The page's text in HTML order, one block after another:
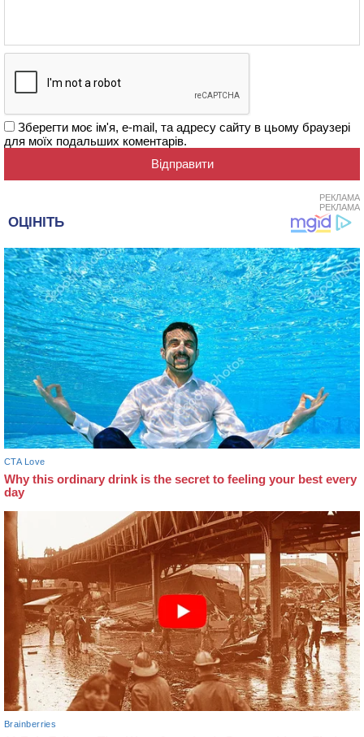
Зберегти моє ім'я, e-mail, та адресу сайту в цьому браузері
для моїх подальших коментарів.
РЕКЛАМА
РЕКЛАМА